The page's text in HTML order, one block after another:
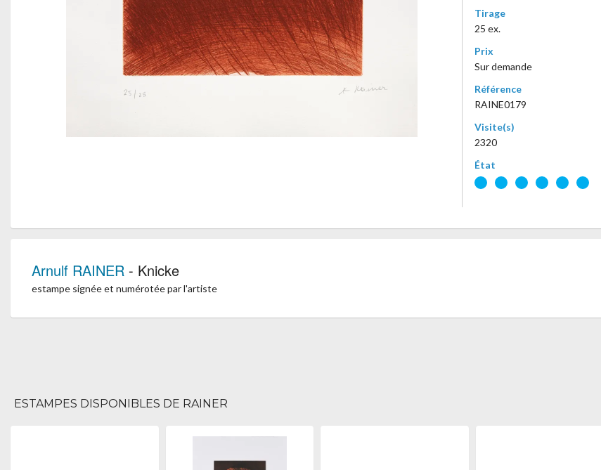
Tirage
25 ex.
Prix
Sur demande
Référence
RAINE0179
Visite(s)
2320
État
Arnulf RAINER - Knicke
estampe signée et numérotée par l'artiste
ESTAMPES DISPONIBLES DE RAINER